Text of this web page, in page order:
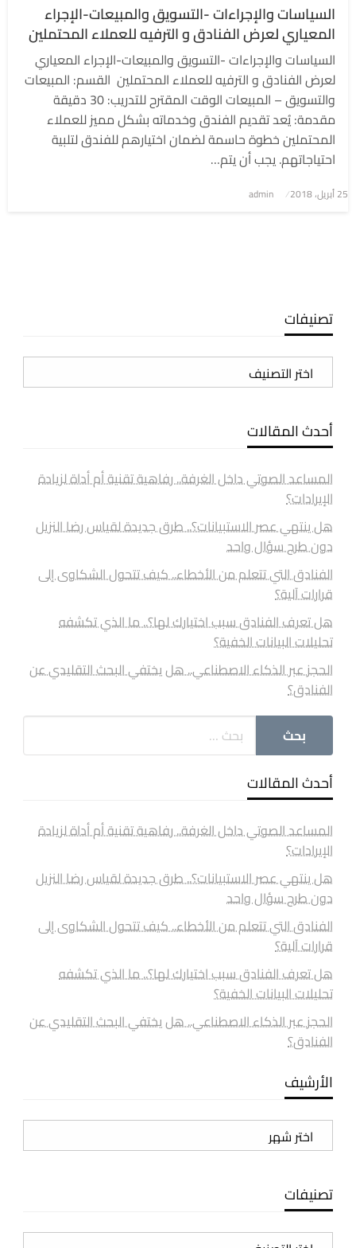
السياسات والإجراءات -التسويق والمبيعات-الإجراء
المعياري لعرض الفنادق و الترفيه للعملاء المحتملين
السياسات والإجراءات -التسويق والمبيعات-الإجراء المعياري
لعرض الفنادق و الترفيه للعملاء المحتملين القسم: المبيعات
والتسويق – المبيعات الوقت المقترح للتدريب: 30 دقيقة
مقدمة: يُعد تقديم الفندق وخدماته بشكل مميز للعملاء
المحتملين خطوة حاسمة لضمان اختيارهم للفندق لتلبية
احتياجاتهم. يجب أن يتم…
نُشر
25 أبريل، 2018 admin
تصنيفات
تصنيفات
أحدث المقالات
المساعد الصوتي داخل الغرفة.. رفاهية تقنية أم أداة لزيادة
الإيرادات؟
هل ينتهي عصر الاستبيانات؟.. طرق جديدة لقياس رضا النزيل
دون طرح سؤال واحد
الفنادق التي تتعلم من الأخطاء.. كيف تتحول الشكاوى إلى
قرارات آلية؟
هل تعرف الفنادق سبب اختيارك لها؟.. ما الذي تكشفه
تحليلات البيانات الخفية؟
الحجز عبر الذكاء الاصطناعي.. هل يختفي البحث التقليدي عن
الفنادق؟
أحدث المقالات
المساعد الصوتي داخل الغرفة.. رفاهية تقنية أم أداة لزيادة
الإيرادات؟
هل ينتهي عصر الاستبيانات؟.. طرق جديدة لقياس رضا النزيل
دون طرح سؤال واحد
الفنادق التي تتعلم من الأخطاء.. كيف تتحول الشكاوى إلى
قرارات آلية؟
هل تعرف الفنادق سبب اختيارك لها؟.. ما الذي تكشفه
تحليلات البيانات الخفية؟
الحجز عبر الذكاء الاصطناعي.. هل يختفي البحث التقليدي عن
الفنادق؟
الأرشيف
الأرشيف
تصنيفات
تصنيفات